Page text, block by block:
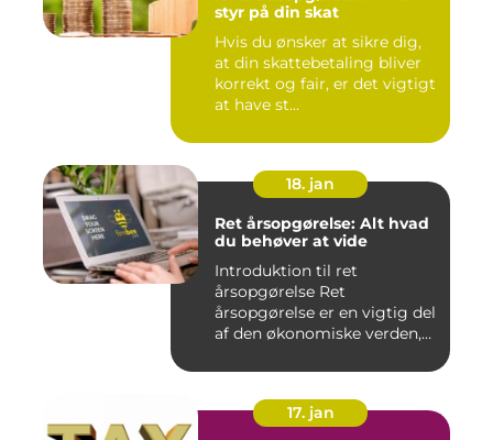
styr på din skat
Hvis du ønsker at sikre dig,
at din skattebetaling bliver
korrekt og fair, er det vigtigt
at have st...
18. jan
Ret årsopgørelse: Alt hvad
du behøver at vide
Introduktion til ret
årsopgørelse Ret
årsopgørelse er en vigtig del
af den økonomiske verden,
17. jan